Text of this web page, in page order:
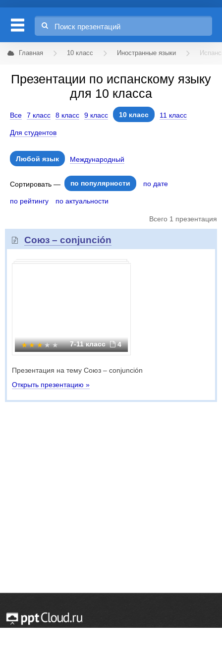
Главная 10 класс Иностранные языки
Презентации по испанскому языку
для 10 класса
Все 7 класс 8 класс 9 класс 10 класс 11 класс
Для студентов
Любой язык Международный
Сортировать — по популярности по дате
по рейтингу по актуальности
Всего 1 презентация
Союз – conjunción
7-11 класс 4
Презентация на тему Союз – conjunción
Открыть презентацию »